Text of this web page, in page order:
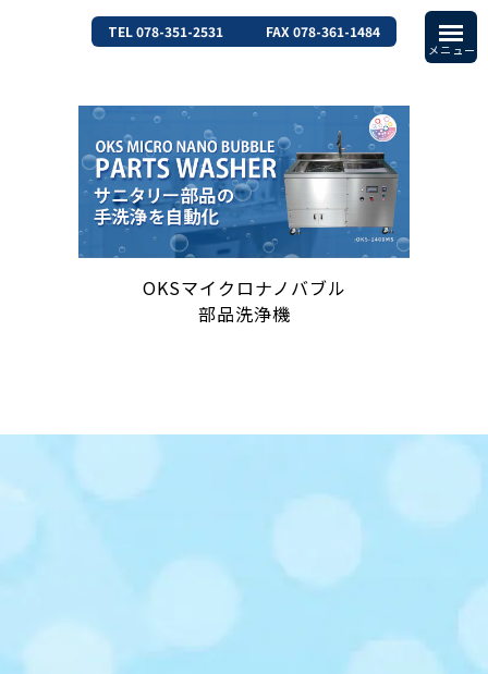
TEL 078-351-2531 FAX 078-361-1484
OKSマイクロナノバブル
部品洗浄機